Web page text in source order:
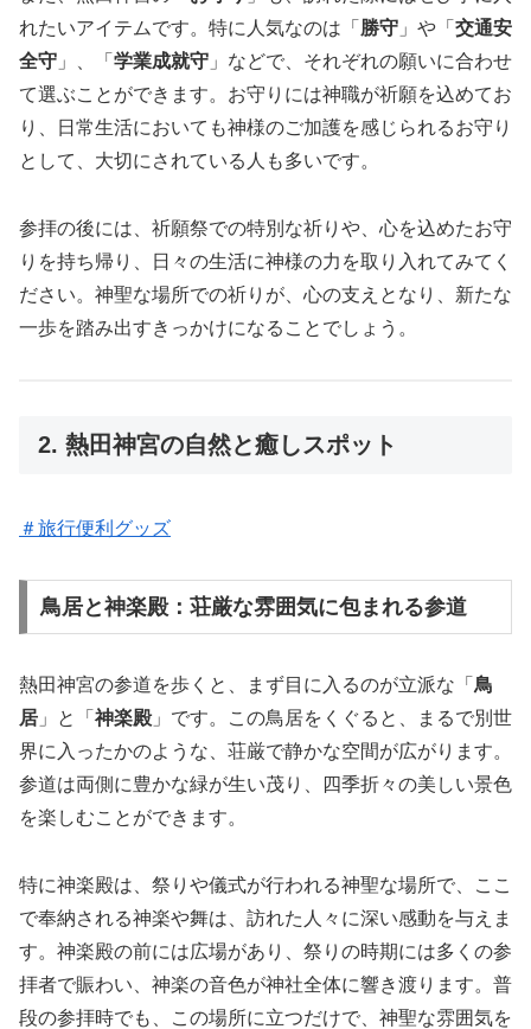
れたいアイテムです。特に人気なのは「 勝守 」や「 交通安
全守 」、「 学業成就守 」などで、それぞれの願いに合わせ
て選ぶことができます。お守りには神職が祈願を込めてお
り、日常生活においても神様のご加護を感じられるお守り
として、大切にされている人も多いです。
参拝の後には、祈願祭での特別な祈りや、心を込めたお守
りを持ち帰り、日々の生活に神様の力を取り入れてみてく
ださい。神聖な場所での祈りが、心の支えとなり、新たな
一歩を踏み出すきっかけになることでしょう。
2. 熱田神宮の自然と癒しスポット
＃旅行便利グッズ
鳥居と神楽殿：荘厳な雰囲気に包まれる参道
熱田神宮の参道を歩くと、まず目に入るのが立派な「 鳥
居 」と「 神楽殿」です。この鳥居をくぐると、まるで別世
界に入ったかのような、荘厳で静かな空間が広がります。
参道は両側に豊かな緑が生い茂り、四季折々の美しい景色
を楽しむことができます。
特に神楽殿は、祭りや儀式が行われる神聖な場所で、ここ
で奉納される神楽や舞は、訪れた人々に深い感動を与えま
す。神楽殿の前には広場があり、祭りの時期には多くの参
拝者で賑わい、神楽の音色が神社全体に響き渡ります。普
段の参拝時でも、この場所に立つだけで、神聖な雰囲気を